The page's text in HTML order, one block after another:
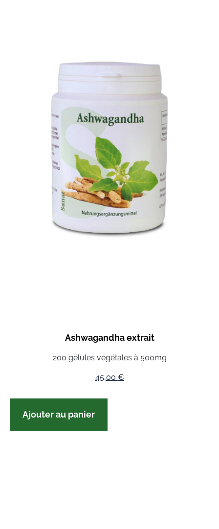
Ashwagandha extrait
200 gélules végétales à 500mg
45,00 €
Ajouter au panier